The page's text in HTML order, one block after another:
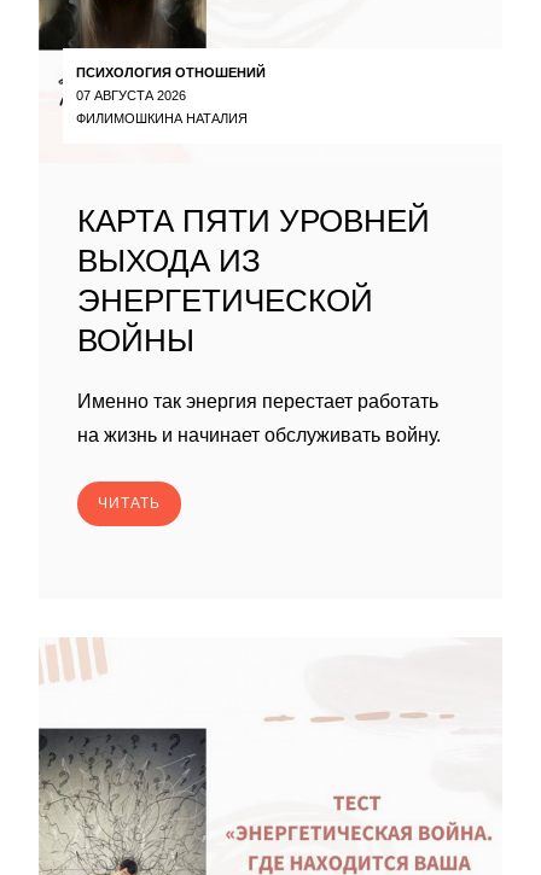
ПСИХОЛОГИЯ ОТНОШЕНИЙ
07 АВГУСТА 2026
ФИЛИМОШКИНА НАТАЛИЯ
КАРТА ПЯТИ УРОВНЕЙ
ВЫХОДА ИЗ
ЭНЕРГЕТИЧЕСКОЙ
ВОЙНЫ
Именно так энергия перестает работать
на жизнь и начинает обслуживать войну.
ЧИТАТЬ